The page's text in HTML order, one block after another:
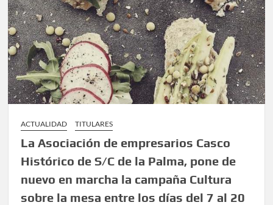
ACTUALIDAD TITULARES
La Asociación de empresarios Casco
Histórico de S/C de la Palma, pone de
nuevo en marcha la campaña Cultura
sobre la mesa entre los días del 7 al 20